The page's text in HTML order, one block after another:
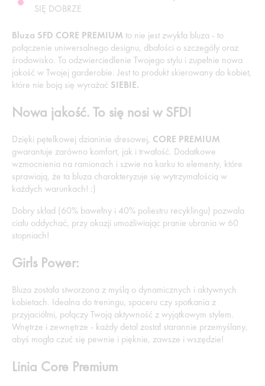
SIĘ DOBRZE
Bluza SFD CORE PREMIUM to nie jest zwykła bluza - to
połączenie uniwersalnego designu, dbałości o szczegóły oraz
środowisko. To odzwierciedlenie Twojego stylu i zupełnie nowa
jakość w Twojej garderobie. Jest to produkt skierowany do kobiet,
które nie boją się wyrażać SIEBIE.
Nowa jakość. To się nosi w SFD!
Dzięki pętelkowej dzianinie dresowej, CORE PREMIUM
gwarantuje zarówno komfort, jak i trwałość. Dodatkowe
wzmocnienia na ramionach i szwie na karku to elementy, które
sprawiają, że ta bluza charakteryzuje się wytrzymałością w
każdych warunkach! :)
Dobry skład (60% bawełny i 40% poliestru recyklingu) pozwala
ciału oddychać, przy okazji umożliwiając pranie ubrania w 60
stopniach!
Girls Power:
Bluza została stworzona z myślą o dynamicznych i aktywnych
kobietach. Idealna do treningu, spaceru czy spotkania z
przyjaciółmi, połączy Twoją aktywność z wyjątkowym stylem.
Wnętrze i zewnętrze - każdy detal został starannie przemyślany,
abyś mogła czuć się pewnie i pięknie, zawsze i wszędzie!
Linia Core Premium